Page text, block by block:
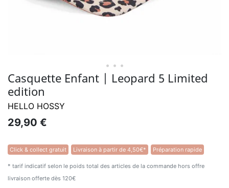
• • •
Casquette Enfant | Leopard 5 Limited
edition
HELLO HOSSY
29,90 €
Click & collect gratuit Livraison à partir de 4,50€* Préparation rapide
* tarif indicatif selon le poids total des articles de la commande hors offre
livraison offerte dès 120€